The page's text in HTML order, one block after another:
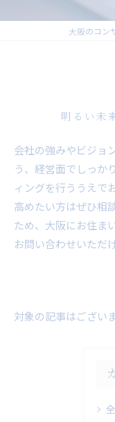
大阪のコン
明るい未
会社の強みやビジョ
う、経営面でしっか
ィングを行ううえで
高めたい方はぜひ相
ため、大阪にお住ま
お問い合わせいただ
対象の記事はござい